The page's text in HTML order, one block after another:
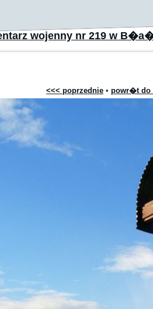
wojenny nr 219 w
<<< poprzednie • powr�t do